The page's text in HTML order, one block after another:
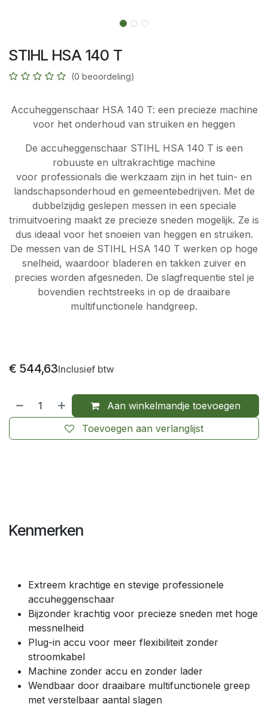
STIHL HSA 140 T
(0 beoordeling)
Accuheggenschaar HSA 140 T: een precieze machine
voor het onderhoud van struiken en heggen
De accuheggenschaar STIHL HSA 140 T is een
robuuste en ultrakrachtige machine
voor professionals die werkzaam zijn in het tuin- en
landschapsonderhoud en gemeentebedrijven. Met de
dubbelzijdig geslepen messen in een speciale
trimuitvoering maakt ze precieze sneden mogelijk. Ze is
dus ideaal voor het snoeien van heggen en struiken.
De messen van de STIHL HSA 140 T werken op hoge
snelheid, waardoor bladeren en takken zuiver en
precies worden afgesneden. De slagfrequentie stel je
bovendien rechtstreeks in op de draaibare
multifunctionele handgreep.
€ 544,63Inclusief btw
Aan winkelmandje toevoegen
Toevoegen aan verlanglijst
Kenmerken
Extreem krachtige en stevige professionele
accuheggenschaar
Bijzonder krachtig voor precieze sneden met hoge
messnelheid
Plug-in accu voor meer flexibiliteit zonder
stroomkabel
Machine zonder accu en zonder lader
Wendbaar door draaibare multifunctionele greep
met verstelbaar aantal slagen